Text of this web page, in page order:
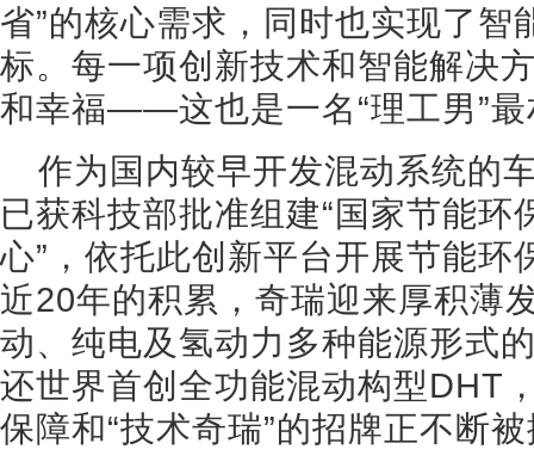
省”的核心需求，同时也实现了智
标。每一项创新技术和智能解决
和幸福——这也是一名“理工男”最
作为国内较早开发混动系统的
已获科技部批准组建“国家节能环
心”，依托此创新平台开展节能环
近20年的积累，奇瑞迎来厚积薄
动、纯电及氢动力多种能源形式
还世界首创全功能混动构型DHT
保障和“技术奇瑞”的招牌正不断